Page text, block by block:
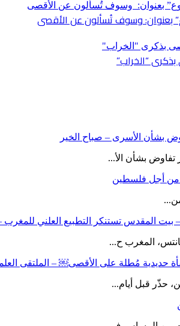
“الخراب”
بشأن الأسرى – صباح الخير
بشأن الأ...
من أجل فلسطين
– بيت المقدس تستنكر التطبيع العلني
المغرب ح...
حديدية مُطلة على الأقصى￼ – الملتقى
حذّر قبل أيام...